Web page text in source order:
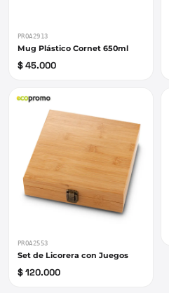
PROA2913
Mug Plástico Cornet 650ml
$ 45.000
PROA2553
Set de Licorera con Juegos
$ 120.000